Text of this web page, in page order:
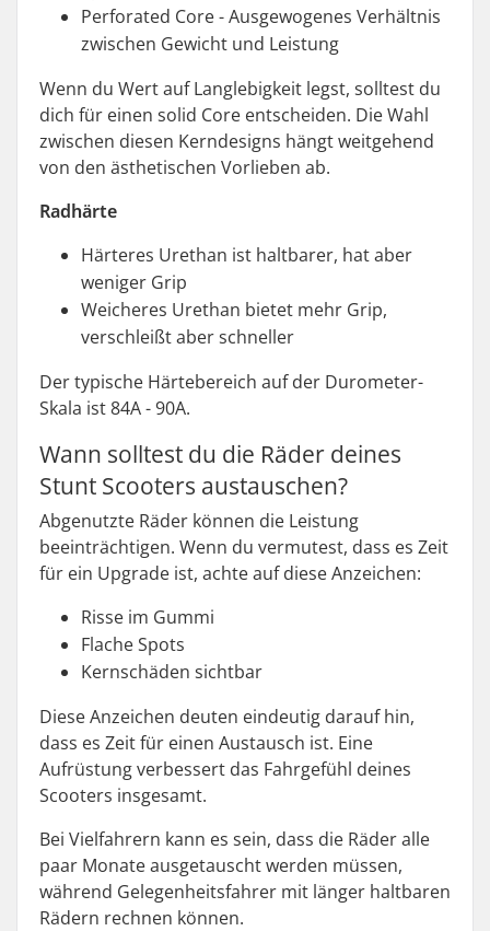
Perforated Core - Ausgewogenes Verhältnis
zwischen Gewicht und Leistung
Wenn du Wert auf Langlebigkeit legst, solltest du
dich für einen solid Core entscheiden. Die Wahl
zwischen diesen Kerndesigns hängt weitgehend
von den ästhetischen Vorlieben ab.
Radhärte
Härteres Urethan ist haltbarer, hat aber
weniger Grip
Weicheres Urethan bietet mehr Grip,
verschleißt aber schneller
Der typische Härtebereich auf der Durometer-
Skala ist 84A - 90A.
Wann solltest du die Räder deines
Stunt Scooters austauschen?
Abgenutzte Räder können die Leistung
beeinträchtigen. Wenn du vermutest, dass es Zeit
für ein Upgrade ist, achte auf diese Anzeichen:
Risse im Gummi
Flache Spots
Kernschäden sichtbar
Diese Anzeichen deuten eindeutig darauf hin,
dass es Zeit für einen Austausch ist. Eine
Aufrüstung verbessert das Fahrgefühl deines
Scooters insgesamt.
Bei Vielfahrern kann es sein, dass die Räder alle
paar Monate ausgetauscht werden müssen,
während Gelegenheitsfahrer mit länger haltbaren
Rädern rechnen können.